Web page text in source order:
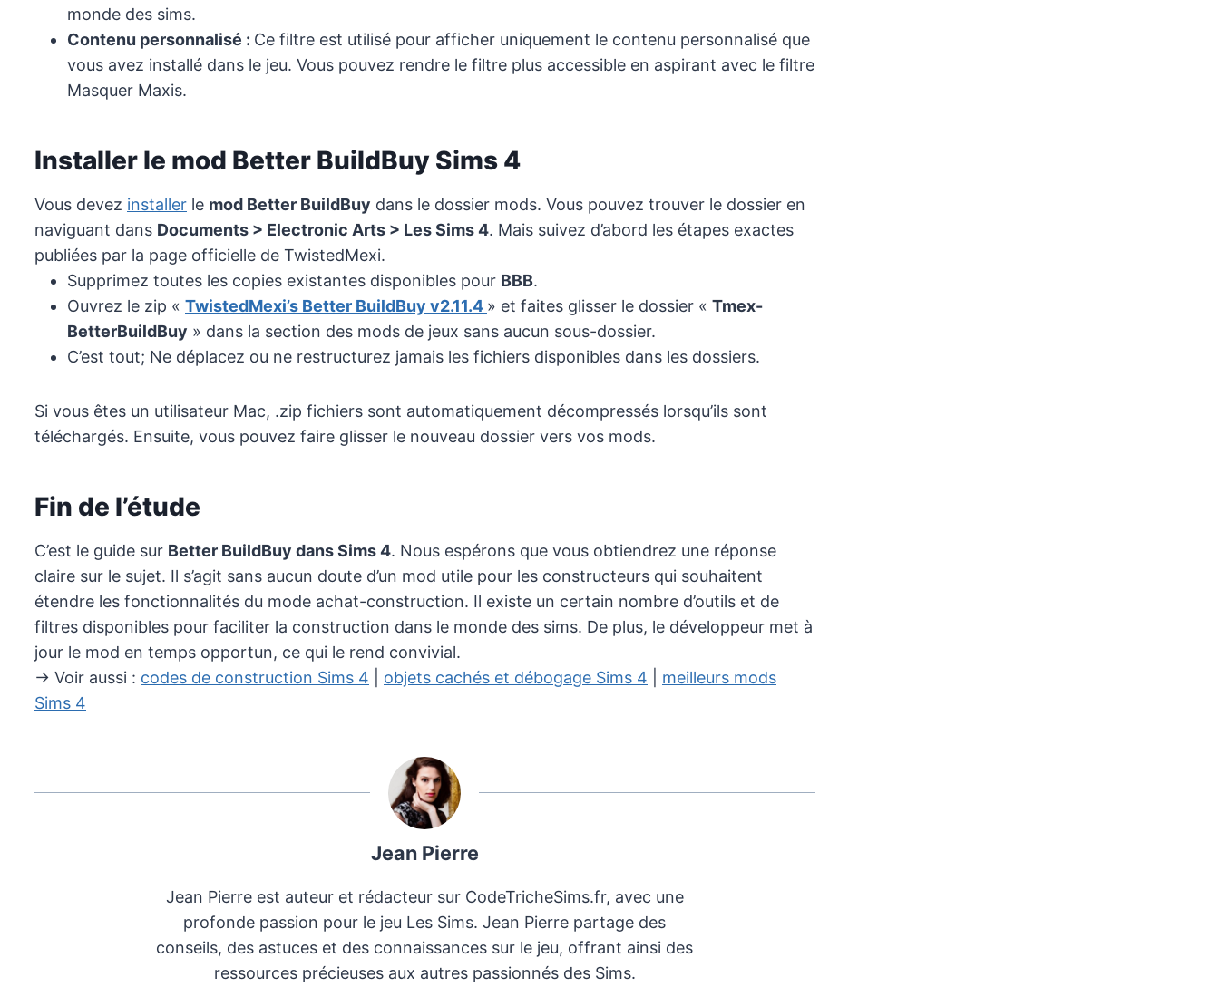
monde des sims.
Contenu personnalisé : Ce filtre est utilisé pour afficher uniquement le contenu personnalisé que
vous avez installé dans le jeu. Vous pouvez rendre le filtre plus accessible en aspirant avec le filtre
Masquer Maxis.
Installer le mod Better BuildBuy Sims 4
Vous devez installer le mod Better BuildBuy dans le dossier mods. Vous pouvez trouver le dossier en
naviguant dans Documents > Electronic Arts > Les Sims 4. Mais suivez d’abord les étapes exactes
publiées par la page officielle de TwistedMexi.
Supprimez toutes les copies existantes disponibles pour BBB.
Ouvrez le zip « TwistedMexi’s Better BuildBuy v2.11.4 » et faites glisser le dossier « Tmex-
BetterBuildBuy » dans la section des mods de jeux sans aucun sous-dossier.
C’est tout; Ne déplacez ou ne restructurez jamais les fichiers disponibles dans les dossiers.
Si vous êtes un utilisateur Mac, .zip fichiers sont automatiquement décompressés lorsqu’ils sont
téléchargés. Ensuite, vous pouvez faire glisser le nouveau dossier vers vos mods.
Fin de l’étude
C’est le guide sur Better BuildBuy dans Sims 4. Nous espérons que vous obtiendrez une réponse
claire sur le sujet. Il s’agit sans aucun doute d’un mod utile pour les constructeurs qui souhaitent
étendre les fonctionnalités du mode achat-construction. Il existe un certain nombre d’outils et de
filtres disponibles pour faciliter la construction dans le monde des sims. De plus, le développeur met à
jour le mod en temps opportun, ce qui le rend convivial.
→ Voir aussi : codes de construction Sims 4 objets cachés et débogage Sims 4
meilleurs mods
Sims 4
Jean Pierre
Jean Pierre est auteur et rédacteur sur CodeTricheSims.fr, avec une
profonde passion pour le jeu Les Sims. Jean Pierre partage des
conseils, des astuces et des connaissances sur le jeu, offrant ainsi des
ressources précieuses aux autres passionnés des Sims.